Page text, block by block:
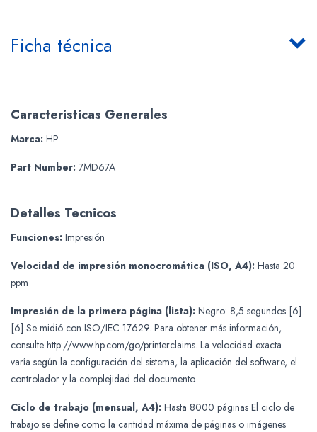
Ficha técnica
Caracteristicas Generales
Marca: HP
Part Number: 7MD67A
Detalles Tecnicos
Funciones: Impresión
Velocidad de impresión monocromática (ISO, A4): Hasta 20
ppm
Impresión de la primera página (lista): Negro: 8,5 segundos [6]
[6] Se midió con ISO/IEC 17629. Para obtener más información,
consulte http://www.hp.com/go/printerclaims. La velocidad exacta
varía según la configuración del sistema, la aplicación del software, el
controlador y la complejidad del documento.
Ciclo de trabajo (mensual, A4): Hasta 8000 páginas El ciclo de
trabajo se define como la cantidad máxima de páginas o imágenes